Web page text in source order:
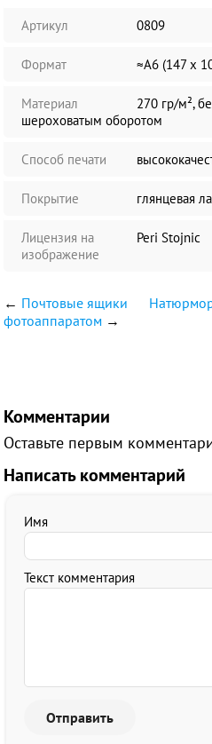
Артикул 0809
Формат ≈А6 (147 х
Материал
270 гр/м²,
шероховатым оборотом
Способ печати
Покрытие глянцевая
Лицензия на
изображение
Peri Stojnic
← Почтовые ящики
фотоаппаратом →
Комментарии
Оставьте первым
Написать комментарий
Имя
Текст комментария